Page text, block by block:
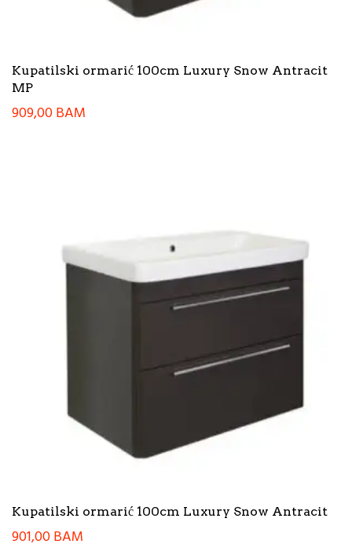
Kupatilski ormarić 100cm Luxury Snow Antracit
MP
909,00BAM
Kupatilski ormarić 100cm Luxury Snow Antracit
901,00BAM